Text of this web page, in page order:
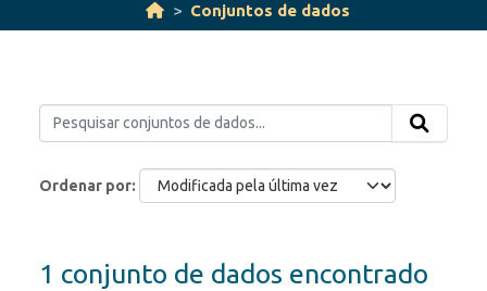
Conjuntos de dados
Ordenar por
1 conjunto de dados encontrado